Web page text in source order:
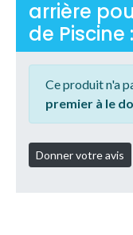
arrière
de
Ce produit n'a
premier à le